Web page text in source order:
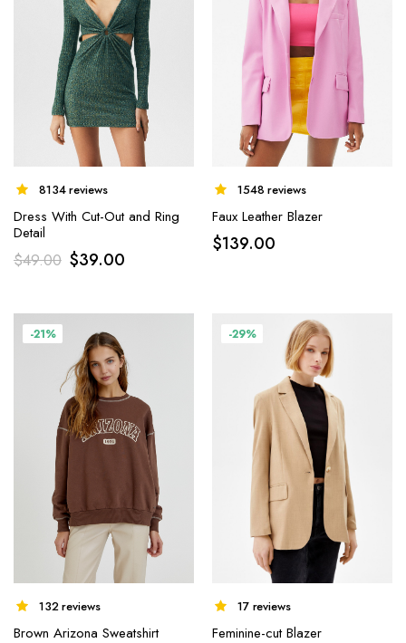
8134 reviews
Dress With Cut-Out and Ring
Detail
$49.00 $39.00
1548 reviews
Faux Leather Blazer
$139.00
-21%
132 reviews
Brown Arizona Sweatshirt
-29%
17 reviews
Feminine-cut Blazer